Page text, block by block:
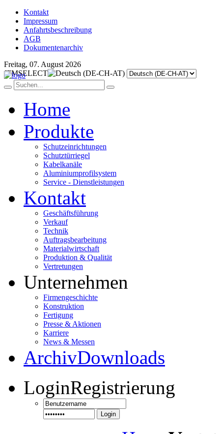
Kontakt
Impressum
Anfahrtsbeschreibung
AGB
Dokumentenarchiv
Freitag, 07. August 2026
JFMSELECT
Home
Produkte
Schutzeinrichtungen
Schutztürriegel
Kabelkanäle
Aluminiumprofilsystem
Service - Dienstleistungen
Kontakt
Geschäftsführung
Verkauf
Technik
Auftragsbearbeitung
Materialwirtschaft
Produktion & Qualität
Vertretungen
Unternehmen
Firmengeschichte
Konstruktion
Fertigung
Presse & Aktionen
Karriere
News & Messen
ArchivDownloads
LoginRegistrierung
Login